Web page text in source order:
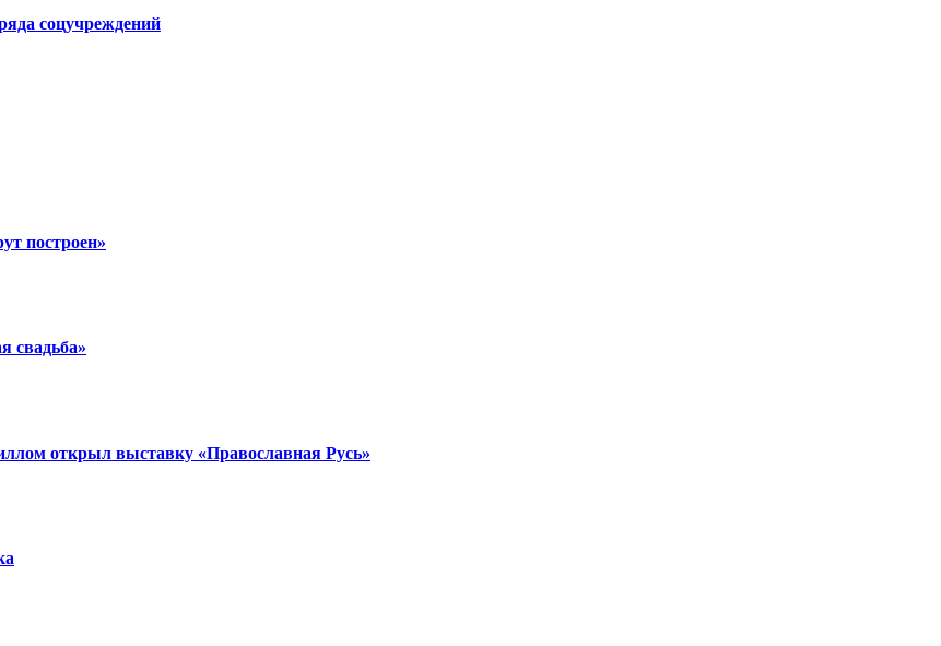
соцучреждений
построен»
свадьба»
открыл выставку «Православная Русь»